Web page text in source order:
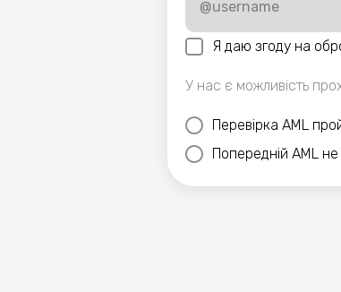
Я даю згоду на
У нас є можливість
Перевірка AML
Попередній AML